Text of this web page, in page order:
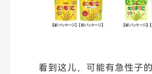
看到这儿，可能有急性子